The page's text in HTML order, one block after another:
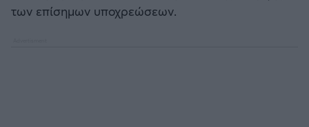
των επίσημων υποχρεώσεων.